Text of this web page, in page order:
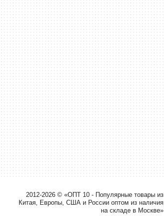
2012-2026 © «ОПТ 10 - Популярные товары из
Китая, Европы, США и России оптом из наличия
на складе в Москве»